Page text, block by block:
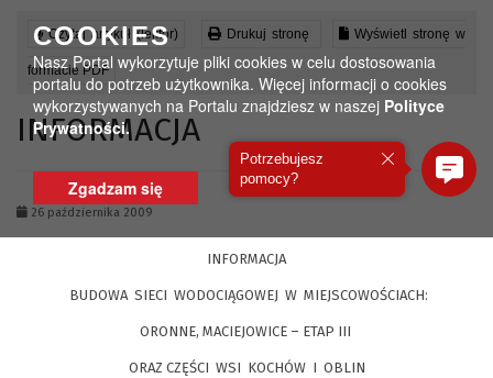
COOKIES
Nasz Portal wykorzytuje pliki cookies w celu dostosowania
portalu do potrzeb użytkownika. Więcej informacji o cookies
wykorzystywanych na Portalu znajdziesz w naszej Polityce
Prywatności.
Zgadzam się
Czytaj artykuł (lektor) Drukuj stronę Wyświetl stronę w
formacie PDF
INFORMACJA
26 października 2009
INFORMACJA
BUDOWA SIECI WODOCIĄGOWEJ W MIEJSCOWOŚCIACH:
ORONNE, MACIEJOWICE – ETAP III
ORAZ CZĘŚCI WSI KOCHÓW I OBLIN
Potrzebujesz
pomocy?